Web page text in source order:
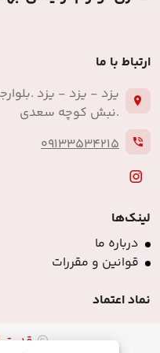
نماد اعتماد
ارتباط با ما
یزد - یزد - یزد
.نبش کوچه سعدی
09133534215
لینک‌ها
درباره ما
قوانین و مقررات
قدرت